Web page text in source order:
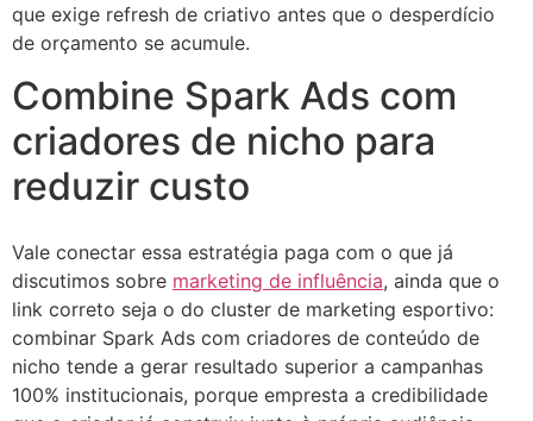
que exige refresh de criativo antes que o desperdício
de orçamento se acumule.
Combine Spark Ads com
criadores de nicho para
reduzir custo
Vale conectar essa estratégia paga com o que já
discutimos sobre marketing de influência, ainda que o
link correto seja o do cluster de marketing esportivo:
combinar Spark Ads com criadores de conteúdo de
nicho tende a gerar resultado superior a campanhas
100% institucionais, porque empresta a credibilidade